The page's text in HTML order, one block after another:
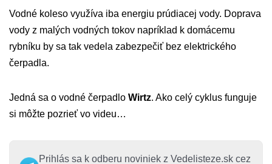
Vodné koleso využíva iba energiu prúdiacej vody. Doprava
vody z malých vodných tokov napríklad k domácemu
rybníku by sa tak vedela zabezpečiť bez elektrického
čerpadla.
Jedná sa o vodné čerpadlo Wirtz. Ako celý cyklus funguje
si môžte pozrieť vo videu…
Prihlás sa k odberu noviniek z Vedelisteze.sk cez